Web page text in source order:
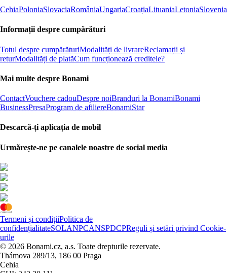
CehiaPoloniaSlovaciaRomâniaUngariaCroațiaLituaniaLetoniaSlovenia
Informații despre cumpărături
Totul despre cumpărăturiModalități de livrareReclamații și
returModalități de platăCum funcționează creditele?
Mai multe despre Bonami
ContactVouchere cadouDespre noiBranduri la BonamiBonami
BusinessPresaProgram de afiliereBonamiStar
Descarcă-ți aplicația de mobil
Urmărește-ne pe canalele noastre de social media
Termeni și condițiiPolitica de
confidențialitateSOLANPCANSPDCPReguli și setări privind Cookie-
urile
© 2026 Bonami.cz, a.s. Toate drepturile rezervate.
Thámova 289/13, 186 00 Praga
Cehia